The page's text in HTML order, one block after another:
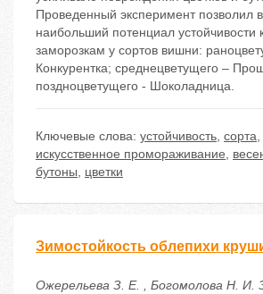
Проведенный эксперимент позволил
наибольший потенциал устойчивости
заморозкам у сортов вишни:
Конкурентка; среднецветущего –
поздноцветущего - Шоколадница.
Ключевые слова: устойчивость, сорта,
искусственное промораживание,
бутоны, цветки
Зимостойкость облепихи
Ожерельева З. Е. , Богомолова Н. И.